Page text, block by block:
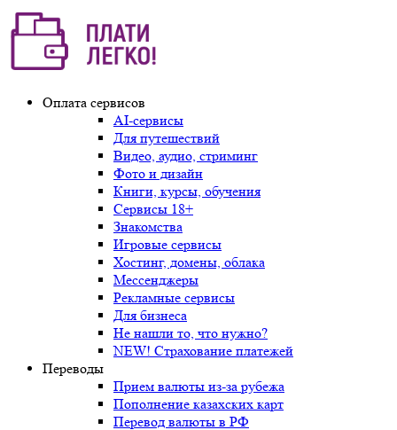
Оплата сервисов
AI-сервисы
Для путешествий
Видео, аудио, стриминг
Фото и дизайн
Книги, курсы, обучения
Сервисы 18+
Знакомства
Игровые сервисы
Хостинг, домены, облака
Мессенджеры
Рекламные сервисы
Для бизнеса
Не нашли то, что нужно?
NEW! Страхование платежей
Переводы
Прием валюты из-за рубежа
Пополнение казахских карт
Перевод валюты в РФ